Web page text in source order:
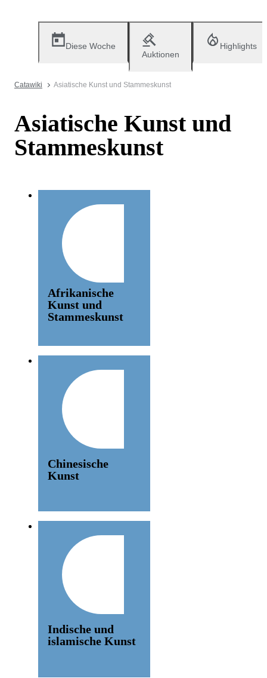
Diese Woche
Auktionen
Highlights
Catawiki Asiatische Kunst und Stammeskunst
Asiatische Kunst und
Stammeskunst
Afrikanische
Kunst und
Stammeskunst
Chinesische
Kunst
Indische und
islamische Kunst